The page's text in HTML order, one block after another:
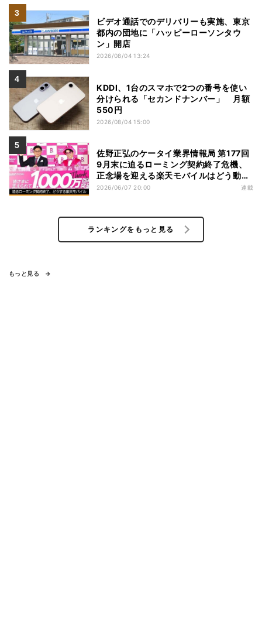
ビデオ通話でのデリバリーも実施、東京
都内の団地に「ハッピーローソンタウ
ン」開店
2026/08/04 13:24
KDDI、1台のスマホで2つの番号を使い
分けられる「セカンドナンバー」 月額
550円
2026/08/04 15:00
佐野正弘のケータイ業界情報局 第177回
9月末に迫るローミング契約終了危機、
正念場を迎える楽天モバイルはどう動
く？
2026/06/07 20:00 連載
ランキングをもっと見る
もっと見る